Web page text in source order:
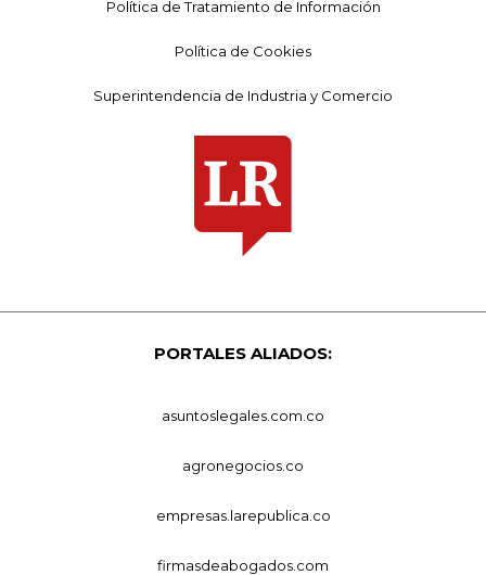
Política de Tratamiento de Información
Política de Cookies
Superintendencia de Industria y Comercio
PORTALES ALIADOS:
asuntoslegales.com.co
agronegocios.co
empresas.larepublica.co
firmasdeabogados.com